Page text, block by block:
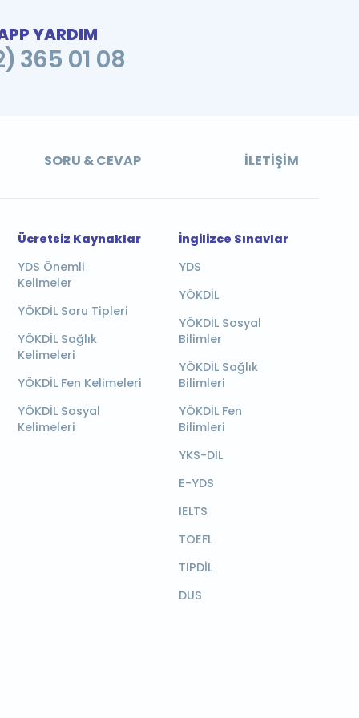
YARDIM
365 01 08
SORU & CEVAP İLETIŞIM
Ücretsiz Kaynaklar
YDS Önemli
Kelimeler
YÖKDİL Soru Tipleri
YÖKDİL Sağlık
Kelimeleri
YÖKDİL Fen Kelimeleri
YÖKDİL Sosyal
Kelimeleri
İngilizce Sınavlar
YDS
YÖKDİL
YÖKDİL Sosyal
Bilimler
YÖKDİL Sağlık
Bilimleri
YÖKDİL Fen
Bilimleri
YKS-DİL
E-YDS
IELTS
TOEFL
TIPDİL
DUS